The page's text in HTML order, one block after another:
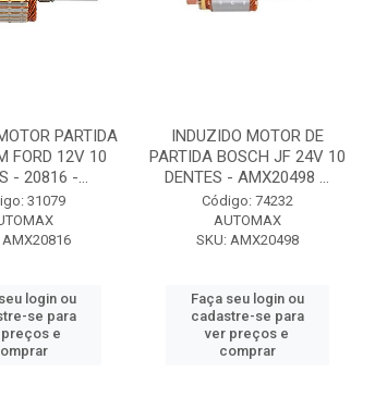
PARTIDA
FORD 12V 10
- 20816 -...
31079
AMX20816
login ou
se para
e
INDUZIDO MOTOR DE
PARTIDA BOSCH JF 24V 10
DENTES - AMX20498 ...
Código: 74232
AUTOMAX
SKU: AMX20498
Faça seu login ou
cadastre-se para
ver preços e
comprar